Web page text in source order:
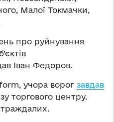
Малої Токмачки,
про руйнування
Іван Федоров.
учора ворог завдав
торгового центру.